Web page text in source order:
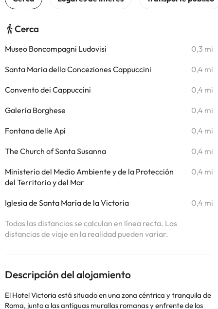
Cerca
Museo Boncompagni Ludovisi 0,3 mi
Santa Maria della Conceziones Cappuccini 0,4 mi
Convento dei Cappuccini 0,4 mi
Galería Borghese 0,4 mi
Fontana delle Api 0,4 mi
The Church of Santa Susanna 0,4 mi
Ministerio del Medio Ambiente y de la Protección
del Territorio y del Mar
0,4 mi
Iglesia de Santa María de la Victoria 0,4 mi
Todas las distancias se calculan en línea recta. Las
distancias de viaje en la realidad pueden variar.
Descripción del alojamiento
El Hotel Victoria está situado en una zona céntrica y tranquila de
Roma, junto a las antiguas murallas romanas y enfrente de los